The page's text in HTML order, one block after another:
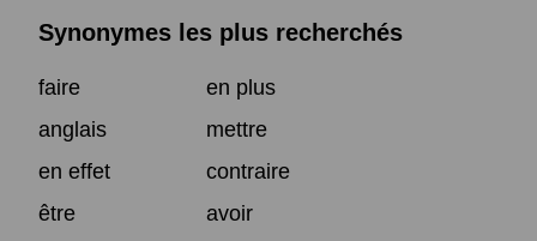
Synonymes les plus recherchés
faire
en plus
anglais
mettre
en effet
contraire
être
avoir